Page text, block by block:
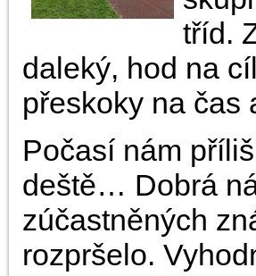
tříd.
daleký, hod na
přeskoky na čas
Počasí nám
deště… Dobrá
zúčastněných
rozpršelo.